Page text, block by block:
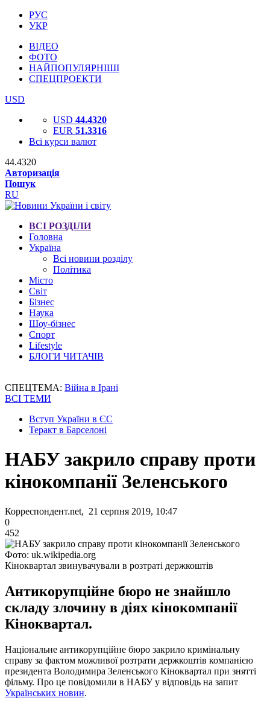
РУС
УКР
ВІДЕО
ФОТО
НАЙПОПУЛЯРНІШІ
СПЕЦПРОЕКТИ
USD
USD 44.4320
EUR 51.3316
Всі курси валют
44.4320
Авторизація
Пошук
RU
ВСІ РОЗДІЛИ
Головна
Україна
Всі новини розділу
Політика
Місто
Світ
Бізнес
Наука
Шоу-бізнес
Спорт
Lifestyle
БЛОГИ ЧИТАЧІВ
СПЕЦТЕМА: Війна в Ірані
ВСІ ТЕМИ
Вступ України в ЄС
Теракт в Барселоні
НАБУ закрило справу проти
кінокомпанії Зеленського
Корреспондент.net, 21 серпня 2019, 10:47
0
452
Фото: uk.wikipedia.org
Кіноквартал звинувачували в розтраті держкоштів
Антикорупційне бюро не знайшло
складу злочину в діях кінокомпанії
Кіноквартал.
Національне антикорупційне бюро закрило кримінальну
справу за фактом можливої ​​розтрати держкоштів компанією
президента Володимира Зеленського Кіноквартал при знятті
фільму. Про це повідомили в НАБУ у відповідь на запит
Українських новин.